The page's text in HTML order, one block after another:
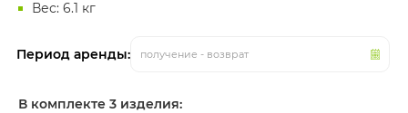
Вес: 6.1 кг
Период аренды: получение - возврат
В комплекте 3 изделия: